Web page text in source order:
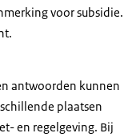
voor subsidie.
antwoorden kunnen
plaatsen
en regelgeving. Bij